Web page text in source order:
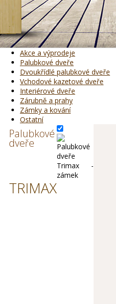
Akce a výprodeje
Palubkové dveře
Dvoukřídlé palubkové dveře
Vchodové kazetové dveře
Interiérové dveře
Zárubně a prahy
Zámky a kování
Ostatní
Palubkové
dveře
TRIMAX